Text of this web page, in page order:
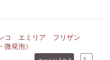
コ エミリア フリザン
発泡）